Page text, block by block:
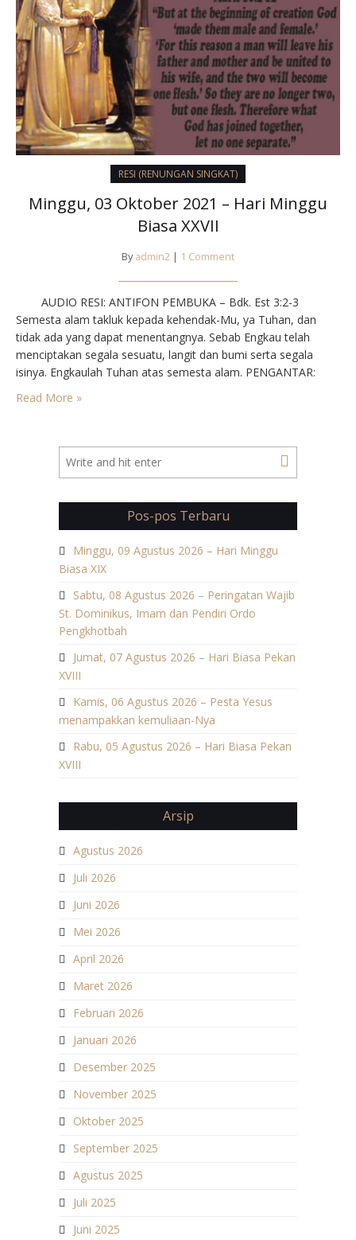
RESI (RENUNGAN SINGKAT)
Minggu, 03 Oktober 2021 – Hari Minggu
Biasa XXVII
By admin2 | 1 Comment
AUDIO RESI: ANTIFON PEMBUKA – Bdk. Est 3:2-3
Semesta alam takluk kepada kehendak-Mu, ya Tuhan, dan
tidak ada yang dapat menentangnya. Sebab Engkau telah
menciptakan segala sesuatu, langit dan bumi serta segala
isinya. Engkaulah Tuhan atas semesta alam. PENGANTAR:
dan menguasai alam, tetapi terlebuh untuk menaruh cinta
Read More »
Pos-pos Terbaru
Minggu, 09 Agustus 2026 – Hari Minggu
Biasa XIX
Sabtu, 08 Agustus 2026 – Peringatan Wajib
St. Dominikus, Imam dan Pendiri Ordo
Pengkhotbah
Jumat, 07 Agustus 2026 – Hari Biasa Pekan
XVIII
Kamis, 06 Agustus 2026 – Pesta Yesus
menampakkan kemuliaan-Nya
Rabu, 05 Agustus 2026 – Hari Biasa Pekan
XVIII
Arsip
Agustus 2026
Juli 2026
Juni 2026
Mei 2026
April 2026
Maret 2026
Februari 2026
Januari 2026
Desember 2025
November 2025
Oktober 2025
September 2025
Agustus 2025
Juli 2025
Juni 2025